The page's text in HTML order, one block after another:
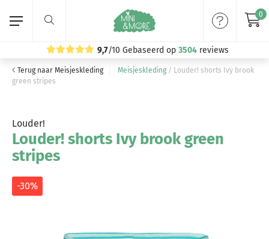
9,7/10 Gebaseerd op 3504 reviews
0
Home
Jongenskleding
Merken
Terug naar Meisjeskleding Meisjeskleding / Louder! shorts Ivy brook
green stripes
Louder!
Louder! shorts Ivy brook green
stripes
-30%